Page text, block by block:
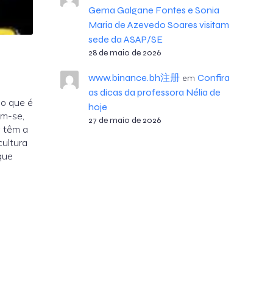
que é
se,
têm a
Gema Galgane Fontes e Sonia
Maria de Azevedo Soares visitam
sede da ASAP/SE
28 de maio de 2026
www.binance.bh注册em Confira
as dicas da professora Nélia de
hoje
27 de maio de 2026